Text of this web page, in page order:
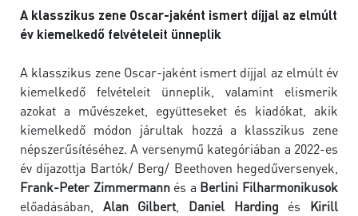
A klasszikus zene Oscar-jaként ismert díjjal az elmúlt
év kiemelkedő felvételeit ünneplik
A klasszikus zene Oscar-jaként ismert díjjal az elmúlt év
kiemelkedő felvételeit ünneplik, valamint elismerik
azokat a művészeket, együtteseket és kiadókat, akik
kiemelkedő módon járultak hozzá a klasszikus zene
népszerűsítéséhez. A versenymű kategóriában a 2022-es
év díjazottja Bartók/ Berg/ Beethoven hegedűversenyek,
Frank-Peter Zimmermannés a Berlini Filharmonikusok
előadásában, Alan Gilbert Daniel Harding és Kirill